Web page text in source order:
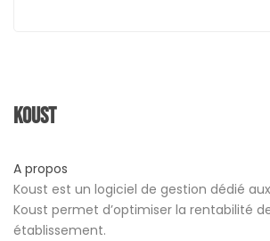
Koust
A propos
Koust est un logiciel de gestion dédié
Koust permet d’optimiser la rentabilité
établissement.